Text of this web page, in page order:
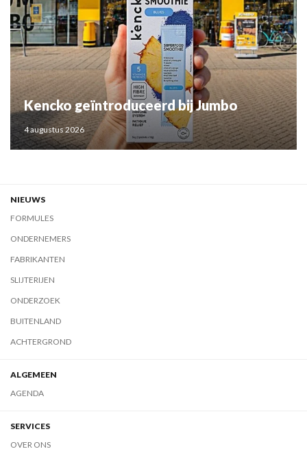
Kencko geïntroduceerd bij Jumbo
4 augustus 2026
NIEUWS
FORMULES
ONDERNEMERS
FABRIKANTEN
SLIJTERIJEN
ONDERZOEK
BUITENLAND
ACHTERGROND
ALGEMEEN
AGENDA
SERVICES
OVER ONS